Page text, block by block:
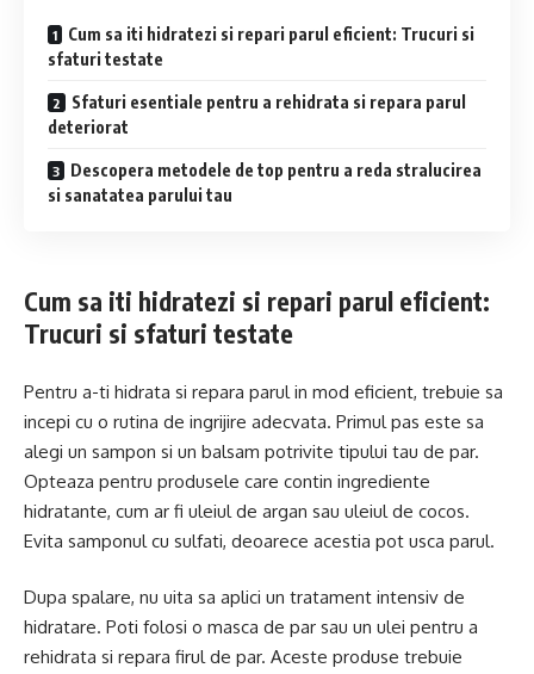
Cum sa iti hidratezi si repari parul eficient: Trucuri si
sfaturi testate
Sfaturi esentiale pentru a rehidrata si repara parul
deteriorat
Descopera metodele de top pentru a reda stralucirea
si sanatatea parului tau
Cum sa iti hidratezi si repari parul eficient:
Trucuri si sfaturi testate
Pentru a-ti hidrata si repara parul in mod eficient, trebuie sa
incepi cu o rutina de ingrijire adecvata. Primul pas este sa
alegi un sampon si un balsam potrivite tipului tau de par.
Opteaza pentru produsele care contin ingrediente
hidratante, cum ar fi uleiul de argan sau uleiul de cocos.
Evita samponul cu sulfati, deoarece acestia pot usca parul.
Dupa spalare, nu uita sa aplici un tratament intensiv de
hidratare. Poti folosi o masca de par sau un ulei pentru a
rehidrata si repara firul de par. Aceste produse trebuie